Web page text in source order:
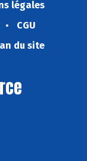
légales
CGU
du site